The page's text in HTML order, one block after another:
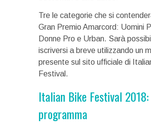
Tre le categorie che si
Gran Premio Amarcord: Uomini
Donne Pro e Urban. Sarà
iscriversi a breve utilizzando un
presente sul sito ufficiale di
Festival.
Italian Bike Festival
programma